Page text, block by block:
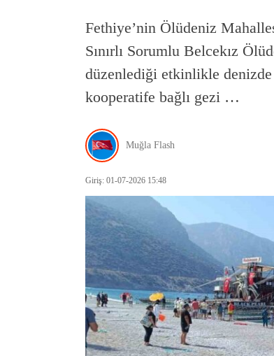
Fethiye’nin Ölüdeniz
Sınırlı Sorumlu Belcekız
düzenlediği etkinlikle denizde
kooperatife bağlı gezi …
Muğla Flash
Giriş: 01-07-2026 15:48